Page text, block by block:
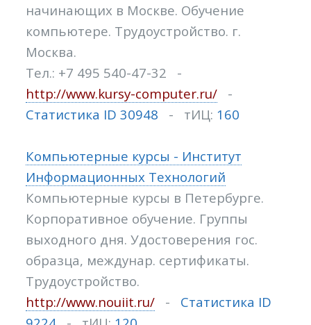
начинающих в Москве. Обучение
компьютере. Трудоустройство. г.
Москва.
Тел.: +7 495 540-47-32 -
http://www.kursy-computer.ru/ -
Статистика ID 30948 - тИЦ: 160
Компьютерные курсы - Институт
Информационных Технологий
Компьютерные курсы в Петербурге.
Корпоративное обучение. Группы
выходного дня. Удостоверения гос.
образца, междунар. сертификаты.
Трудоустройство.
http://www.nouiit.ru/ - Статистика ID